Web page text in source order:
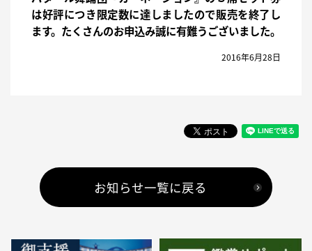
は好評につき限定数に達しましたので販売を終了し
ます。たくさんのお申込み誠に有難うございました。
2016年6月28日
お知らせ一覧に戻る